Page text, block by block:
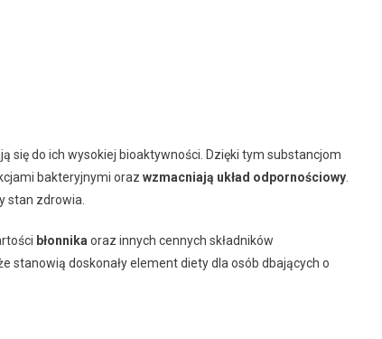
się do ich wysokiej bioaktywności. Dzięki tym substancjom
bakteryjnymi oraz wzmacniają układ odpornościowy
stan zdrowia.
błonnika oraz innych cennych składników
stanowią doskonały element diety dla osób dbających o